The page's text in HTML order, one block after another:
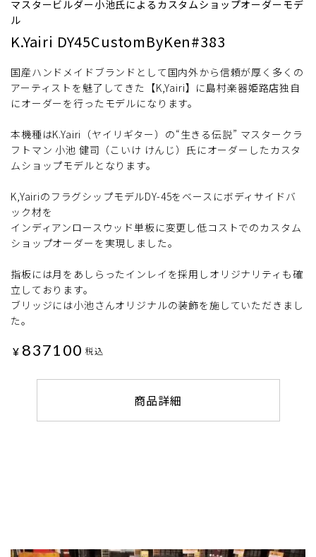
マスタービルダー小池氏によるカスタムショップオーダーモデ
ル
K.Yairi DY45CustomByKen#383
国産ハンドメイドブランドとして国内外から信頼が厚く多くの
アーティストを魅了してきた【K,Yairi】に島村楽器姫路店独自
にオーダーを行ったモデルになります。
本機種はK.Yairi（ヤイリギター）の“生きる伝説” マスタークラ
フトマン 小池 健司（こいけ けんじ）氏にオーダーしたカスタ
ムショップモデルとなります。
K,YairiのフラグシップモデルDY-45をベースにボディサイドバ
ック材を
インディアンロースウッド単板に変更し低コストでのカスタム
ショップオーダーを実現しました。
指板には月をあしらったインレイを採用しオリジナリティも確
立しております。
ブリッジには小池さんオリジナルの装飾を施していただきまし
た。
¥ 837100 税込
商品詳細